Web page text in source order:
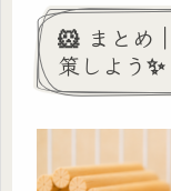
🐹 まとめ
策しよう✨